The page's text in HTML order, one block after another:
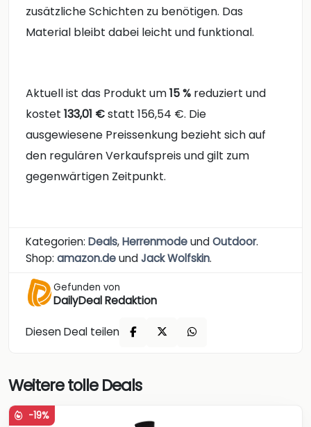
zusätzliche Schichten zu benötigen. Das
Material bleibt dabei leicht und funktional.
Aktuell ist das Produkt um15 % reduziert und
kostet 133,01 €statt 156,54 €. Die
ausgewiesene Preissenkung bezieht sich auf
den regulären Verkaufspreis und gilt zum
gegenwärtigen Zeitpunkt.
Kategorien: Deals,HerrenmodeundOutdoor.
Shop: amazon.deundJack Wolfskin.
Gefunden von
DailyDeal Redaktion
Diesen Deal teilen
Weitere tolle Deals
-19%